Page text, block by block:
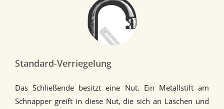
Standard-Verriegelung
Das Schließende besitzt eine Nut. Ein Metallstift am
Schnapper greift in diese Nut, die sich an Laschen und